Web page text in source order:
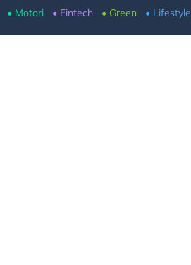
• Motori • Fintech • Green • Lifestyle